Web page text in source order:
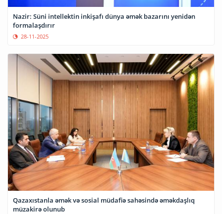
Nazir: Süni intellektin inkişafı dünya əmək bazarını yenidən
formalaşdırır
28-11-2025
Qazaxıstanla əmək və sosial müdafiə sahəsində əməkdaşlıq
müzakirə olunub